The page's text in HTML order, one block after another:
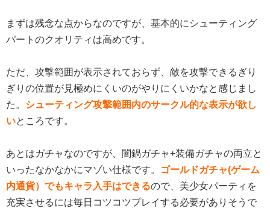
まずは残念な点からなのですが、基本的にシューティング
パートのクオリティは高めです。
ただ、攻撃範囲が表示されておらず、敵を攻撃できるぎり
ぎりの位置が見極めにくいのがやりにくいかなと感じまし
た。 シューティング攻撃範囲内のサークル的な表示が欲し
いところです。
あとはガチャなのですが、闇鍋ガチャ+装備ガチャの両立と
いったなかなかにマゾい仕様です。
ゴールドガチャ(ゲーム
内通貨）でもキャラ入手はできるので、美少女パーティを
充実させるには毎日コツコツプレイする必要がありそうで